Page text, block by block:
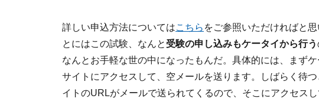
詳しい申込方法についてはこちら をご参照いただければと
とにはこの試験、なんと 受験の申し込みもケータイから行う
なんとお手軽な世の中になったもんだ。具体的には、まず
サイトにアクセスして、空メールを送ります。しばらく待
イトのURLがメールで送られてくるので、そこにアクセス